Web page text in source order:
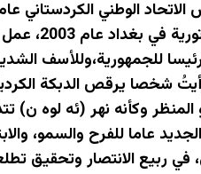
الشديد، في عام 2020، خطفته جائحة كورونا، مع عددٍ من
شخصا يرقص الدبكة
وكأنه نهر (ئه لوه ن)
عاما للفرح والسمو،
في ربيع الانتصار وتحقيق